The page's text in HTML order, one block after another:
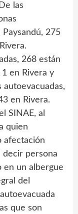
las
275
268 están
en Rivera y
autoevacuadas,
en Rivera.
SINAE, al
quien
afectación
decir persona
en un albergue
del
que son